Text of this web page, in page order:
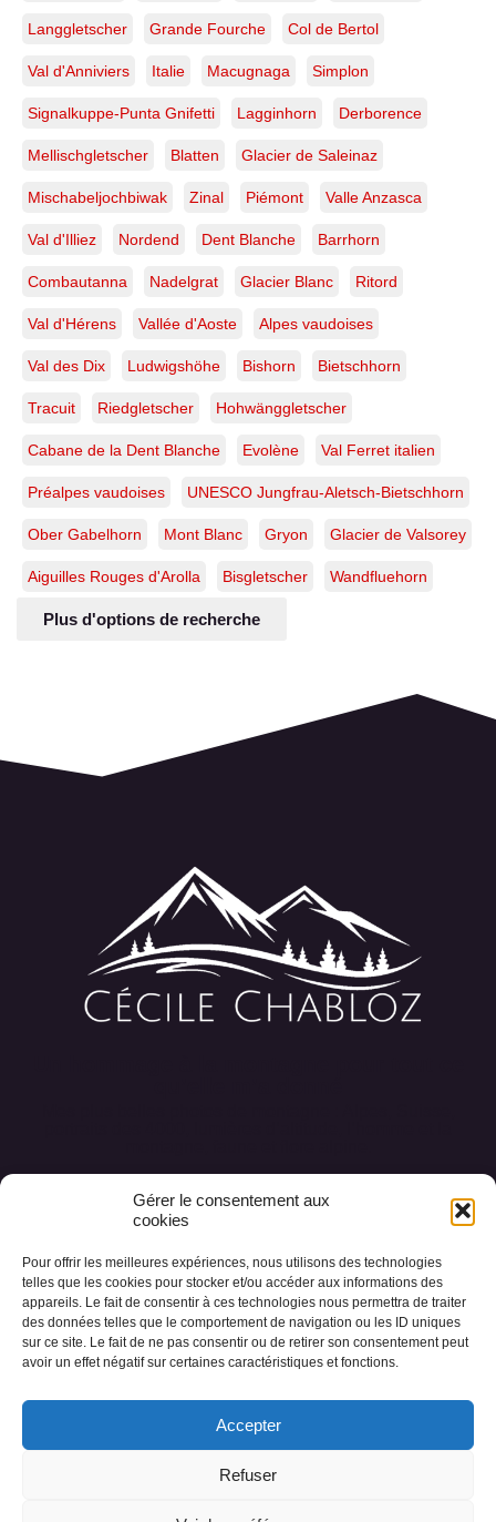
Gérer le consentement aux
cookies
Pour offrir les meilleures expériences, nous utilisons des technologies
telles que les cookies pour stocker et/ou accéder aux informations des
appareils. Le fait de consentir à ces technologies nous permettra de traiter
des données telles que le comportement de navigation ou les ID uniques
sur ce site. Le fait de ne pas consentir ou de retirer son consentement peut
avoir un effet négatif sur certaines caractéristiques et fonctions.
Accepter
Refuser
Langgletscher Grande Fourche Col de Bertol
Val d'Anniviers Italie Macugnaga Simplon
Signalkuppe-Punta Gnifetti Lagginhorn Derborence
Mellischgletscher Blatten Glacier de Saleinaz
Mischabeljochbiwak Zinal Piémont Valle Anzasca
Val d'Illiez Nordend Dent Blanche Barrhorn
Combautanna Nadelgrat Glacier Blanc Ritord
Val d'Hérens Vallée d'Aoste Alpes vaudoises
Val des Dix Ludwigshöhe Bishorn Bietschhorn
Tracuit Riedgletscher Hohwänggletscher
Cabane de la Dent Blanche Evolène Val Ferret italien
Préalpes vaudoises UNESCO Jungfrau-Aletsch-Bietschhorn
Ober Gabelhorn Mont Blanc Gryon Glacier de Valsorey
Aiguilles Rouges d'Arolla Bisgletscher Wandfluehorn
Plus d'options de recherche
Accueil Conception des œuvres
Les collections Photos des Alpes A propos
Livre d’or Contact